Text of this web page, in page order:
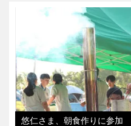
悠仁さま、朝食作りに参加